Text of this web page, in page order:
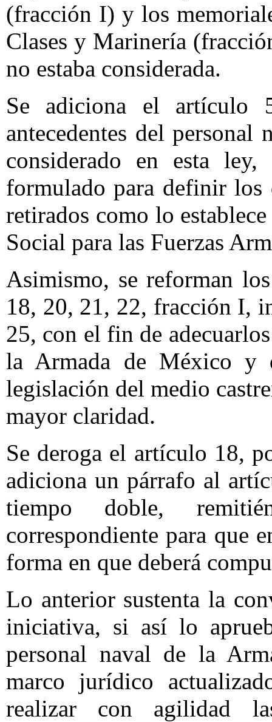
(fracción I) y los
Clases y Marinería
no estaba considerada.
Se adiciona el artículo
antecedentes del
considerado en esta
formulado para definir los
retirados como lo
Social para las Fuerzas
Asimismo, se reforman
18, 20, 21, 22, fracción I,
25, con el fin de
la Armada de México y
legislación del medio
mayor claridad.
Se deroga el artículo 18,
adiciona un párrafo al
tiempo doble,
correspondiente para que
forma en que deberá
Lo anterior sustenta la
iniciativa, si así lo
personal naval de la
marco jurídico
realizar con agilidad